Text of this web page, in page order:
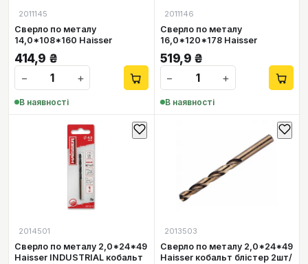
2011145
Сверло по металу
14,0*108*160 Haisser
414,9 ₴
−
+
В наявності
2011146
Сверло по металу
16,0*120*178 Haisser
519,9 ₴
−
+
В наявності
2014501
Сверло по металу 2,0*24*49
Haisser INDUSTRIAL кобальт
2013503
Сверло по металу 2,0*24*49
Haisser кобальт блістер 2шт/